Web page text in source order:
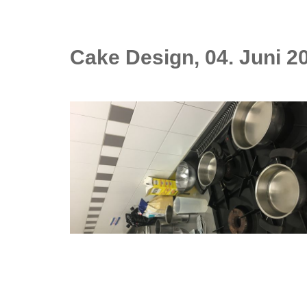
Cake Design, 04. Juni